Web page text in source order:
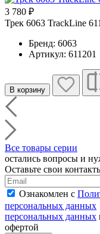
3 780 ₽
Трек 6063 TrackLine
Бренд: 6063
Артикул: 611201
В корзину
Все товары серии
остались вопросы и
Оставьте свои
Ознакомлен с
персональных данных
персональных данных
офертой